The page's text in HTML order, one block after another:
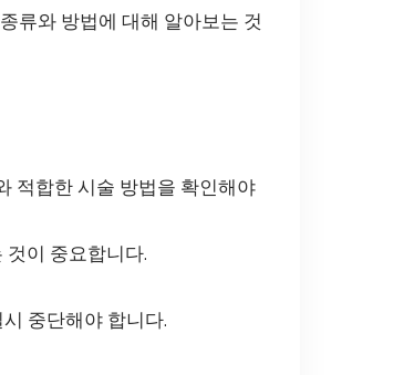
류와 방법에 대해 알아보는 것
적합한 시술 방법을 확인해야
이 중요합니다.
중단해야 합니다.